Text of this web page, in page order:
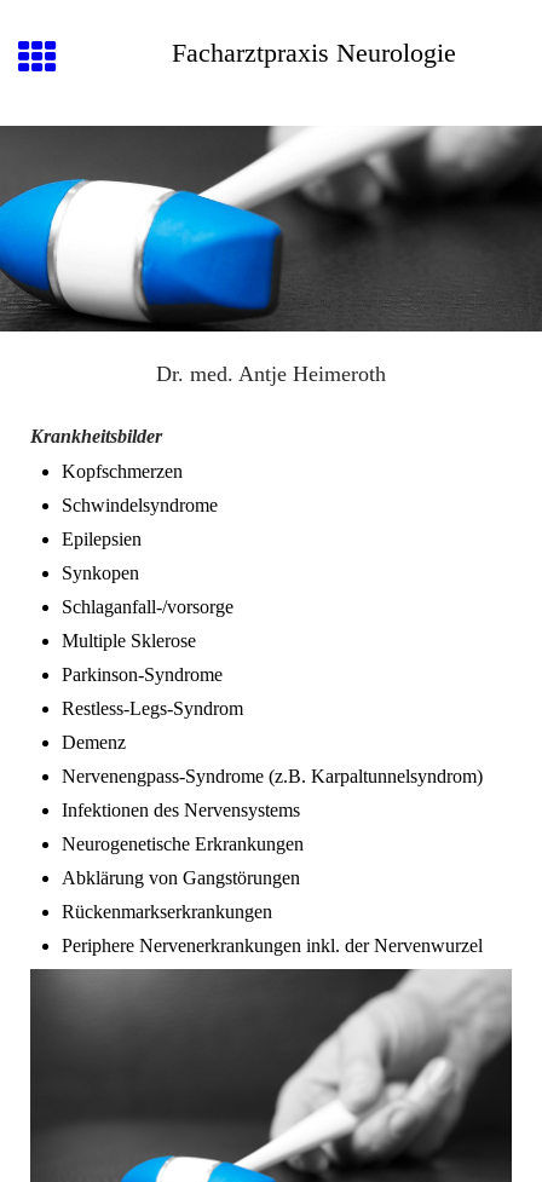
Facharztpraxis Neurologie
Dr. med. Antje Heimeroth
Krankheitsbilder
Kopfschmerzen
Schwindelsyndrome
Epilepsien
Synkopen
Schlaganfall-/vorsorge
Multiple Sklerose
Parkinson-Syndrome
Restless-Legs-Syndrom
Demenz
Nervenengpass-Syndrome (z.B. Karpaltunnelsyndrom)
Infektionen des Nervensystems
Neurogenetische Erkrankungen
Abklärung von Gangstörungen
Rückenmarkserkrankungen
Periphere Nervenerkrankungen inkl. der Nervenwurzel